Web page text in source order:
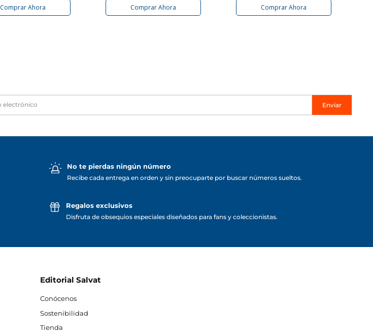
Comprar Ahora Comprar Ahora Comprar Ahora
Enviar
No te pierdas ningún número
Recibe cada entrega en orden y sin preocuparte por buscar números sueltos.
Regalos exclusivos
Disfruta de obsequios especiales diseñados para fans y coleccionistas.
Editorial Salvat
Conócenos
Sostenibilidad
Tienda